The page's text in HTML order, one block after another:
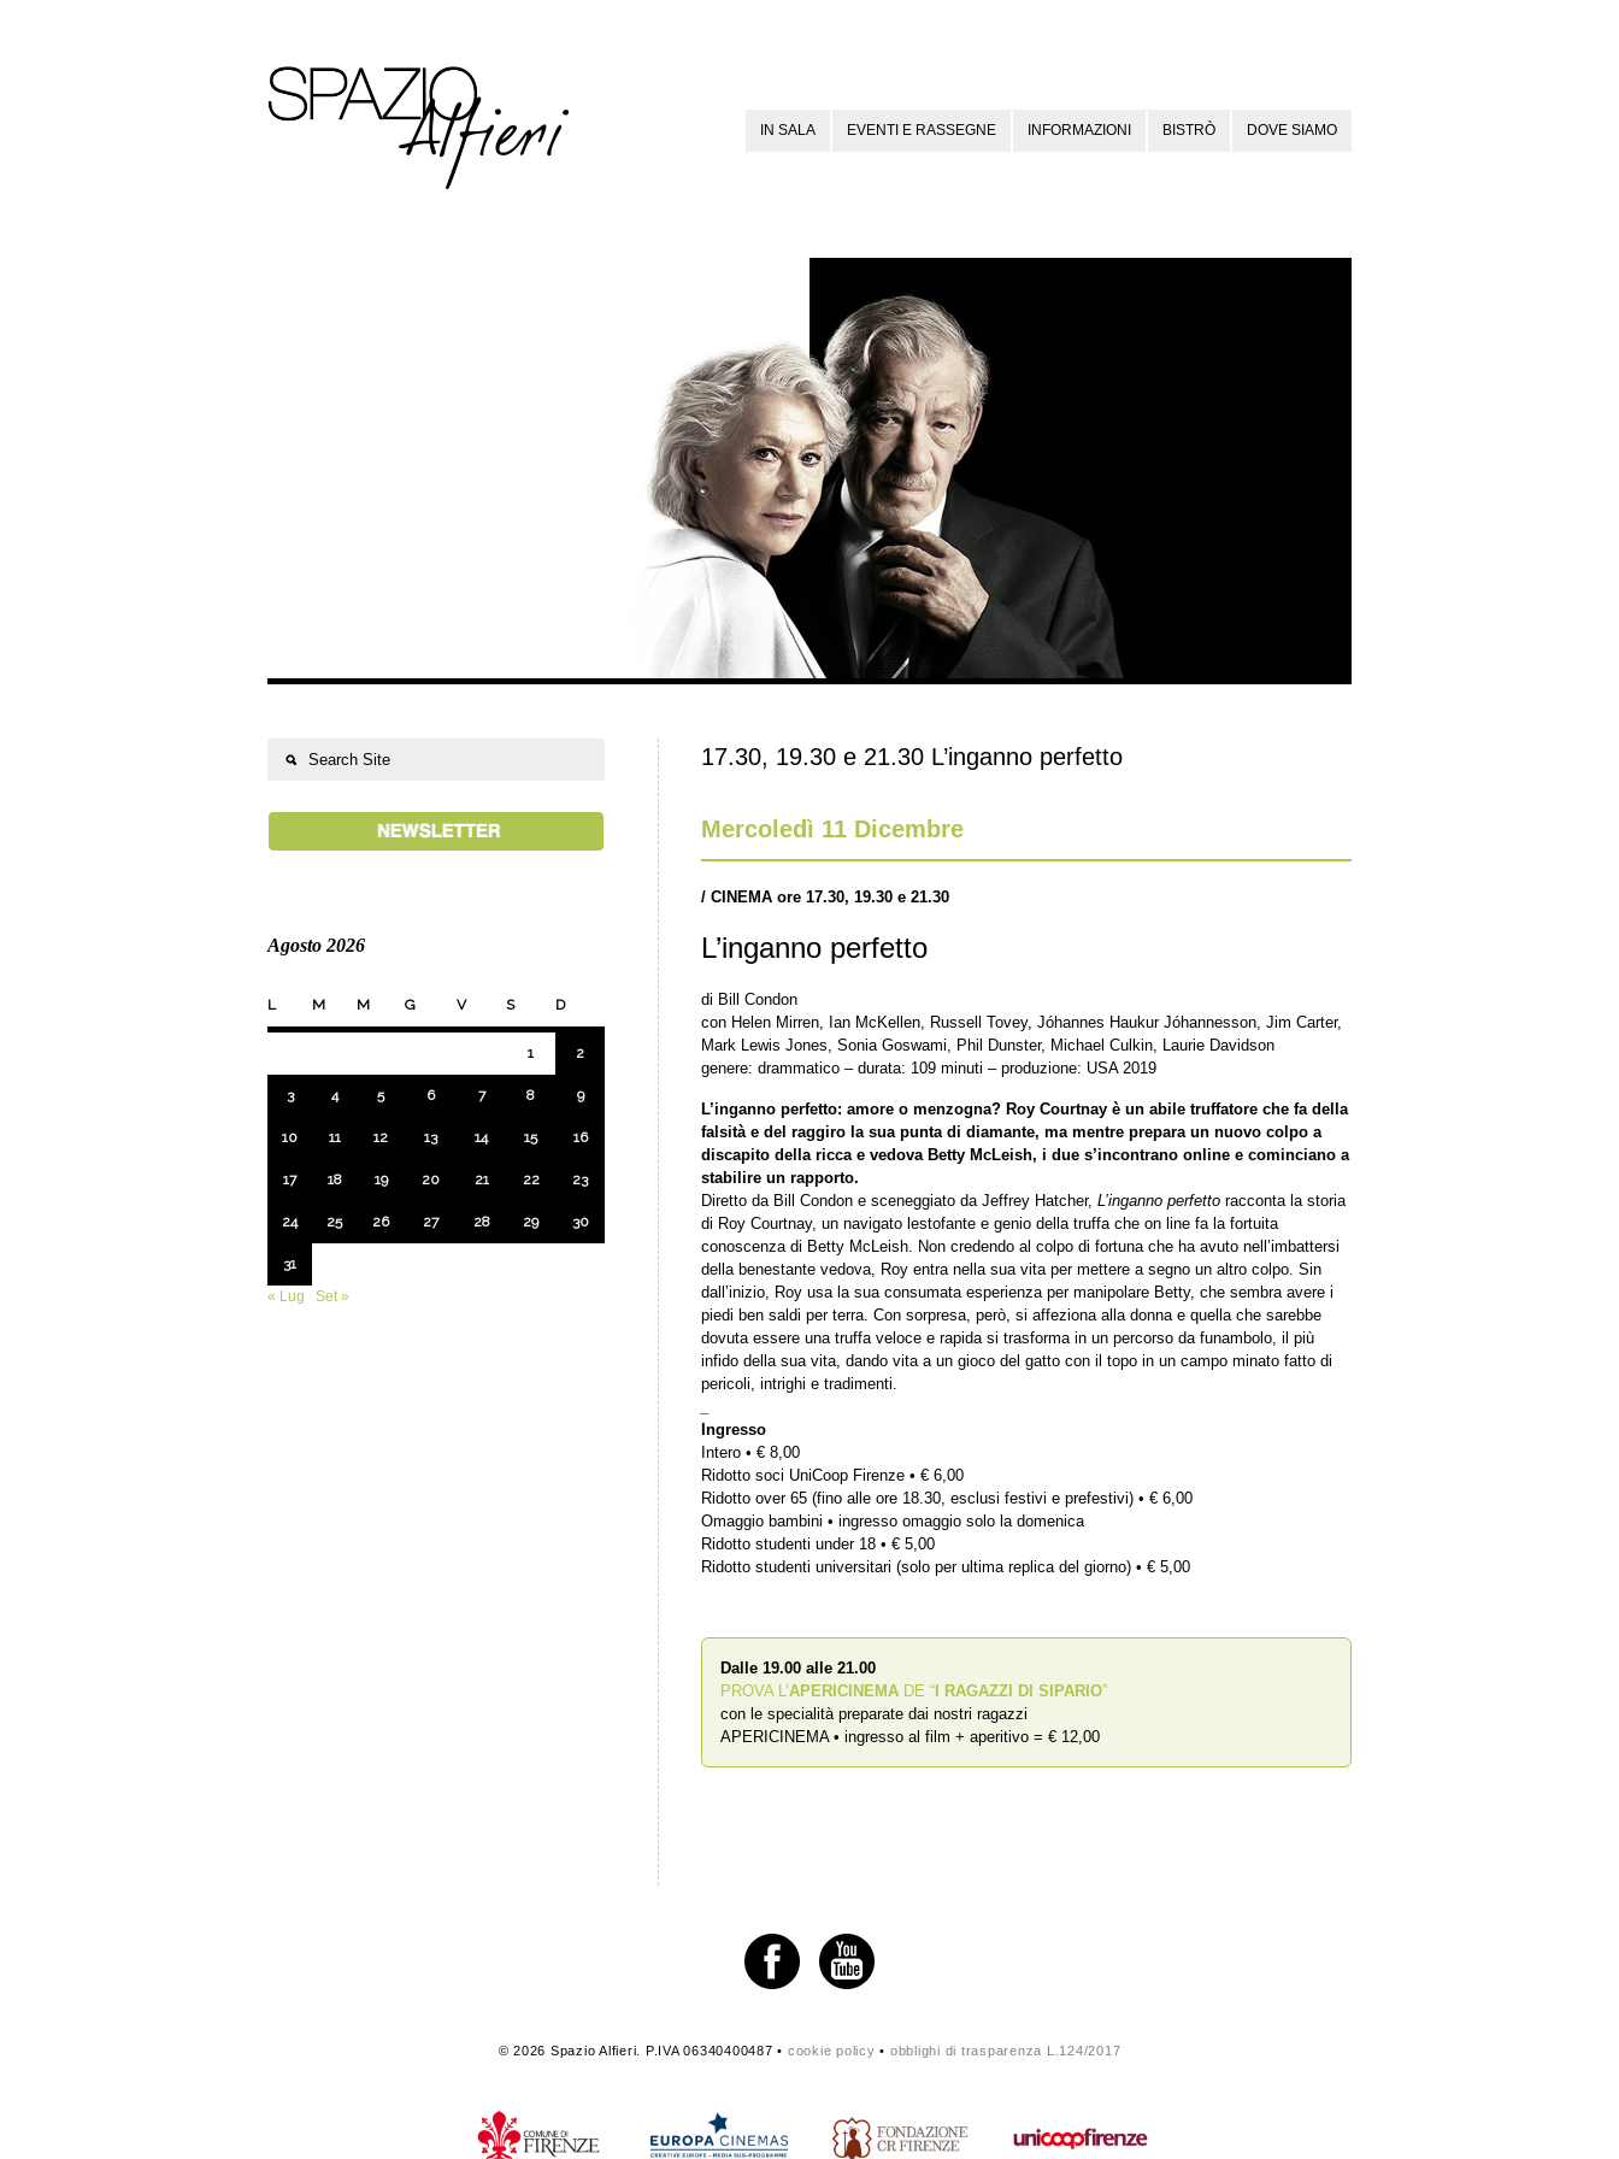
IN SALA EVENTI E RASSEGNE INFORMAZIONI BISTRÒ DOVE SIAMO
17.30, 19.30 e 21.30 L’inganno perfetto
Mercoledì 11 Dicembre
/ CINEMA ore 17.30, 19.30 e 21.30
L’inganno perfetto
di Bill Condon
con Helen Mirren, Ian McKellen, Russell Tovey, Jóhannes Haukur Jóhannesson, Jim Carter,
Mark Lewis Jones, Sonia Goswami, Phil Dunster, Michael Culkin, Laurie Davidson
genere: drammatico – durata: 109 minuti – produzione: USA 2019
L’inganno perfetto: amore o menzogna? Roy Courtnay è un abile truffatore che fa della
falsità e del raggiro la sua punta di diamante, ma mentre prepara un nuovo colpo a
discapito della ricca e vedova Betty McLeish, i due s’incontrano online e cominciano a
stabilire un rapporto.
Diretto da Bill Condon e sceneggiato da Jeffrey Hatcher, L’inganno perfetto racconta la storia
di Roy Courtnay, un navigato lestofante e genio della truffa che on line fa la fortuita
conoscenza di Betty McLeish. Non credendo al colpo di fortuna che ha avuto nell’imbattersi
della benestante vedova, Roy entra nella sua vita per mettere a segno un altro colpo. Sin
dall’inizio, Roy usa la sua consumata esperienza per manipolare Betty, che sembra avere i
piedi ben saldi per terra. Con sorpresa, però, si affeziona alla donna e quella che sarebbe
dovuta essere una truffa veloce e rapida si trasforma in un percorso da funambolo, il più
infido della sua vita, dando vita a un gioco del gatto con il topo in un campo minato fatto di
pericoli, intrighi e tradimenti.
Ingresso
Intero • € 8,00
Ridotto soci UniCoop Firenze • € 6,00
Ridotto over 65 (fino alle ore 18.30, esclusi festivi e prefestivi) • € 6,00
Omaggio bambini • ingresso omaggio solo la domenica
Ridotto studenti under 18 • € 5,00
Ridotto studenti universitari (solo per ultima replica del giorno) • € 5,00
Dalle 19.00 alle 21.00
PROVA L’APERICINEMA DE “ I RAGAZZI DI SIPARIO”
con le specialità preparate dai nostri ragazzi
APERICINEMA • ingresso al film + aperitivo = € 12,00
Agosto 2026
L M M G V S D
1 2
3 4 5 6 7 8 9
10 11 12 13 14 15 16
17 18 19 20 21 22 23
24 25 26 27 28 29 30
31
« Lug
Set »
© 2026 Spazio Alfieri. P.IVA 06340400487 • cookie policy • obblighi di trasparenza L.124/2017